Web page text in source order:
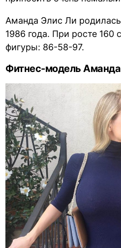
Аманда Элис Ли
1986 года. При росте 160
фигуры: 86-58-97.
Фитнес-модель